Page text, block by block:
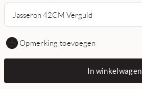
Jasseron 42CM Verguld
Opmerking toevoegen
In winkelwagen